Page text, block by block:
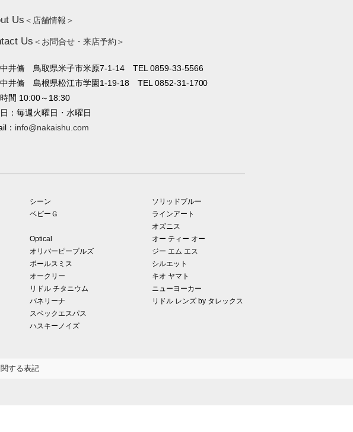
Us ＜店舗情報＞
Us ＜お問合せ・来店予約＞
井脩 鳥取県米子市米原7-1-14 TEL 0859-33-5566
井脩 島根県松江市学園1-19-18 TEL 0852-31-1700
間 10:00～18:30
：毎週火曜日・水曜日
： info@nakaishu.com
シーン
ベビーＧ
Optical
オリバーピープルズ
ポールスミス
オークリー
リドル チタニウム
バネリーナ
スペックエスパス
ハスキーノイズ
ソリッドブルー
ラインアート
オズニス
オー ティー オー
ジー エム エス
シルエット
キオ ヤマト
ニューヨーカー
リドル レンズ by タレックス
する表記